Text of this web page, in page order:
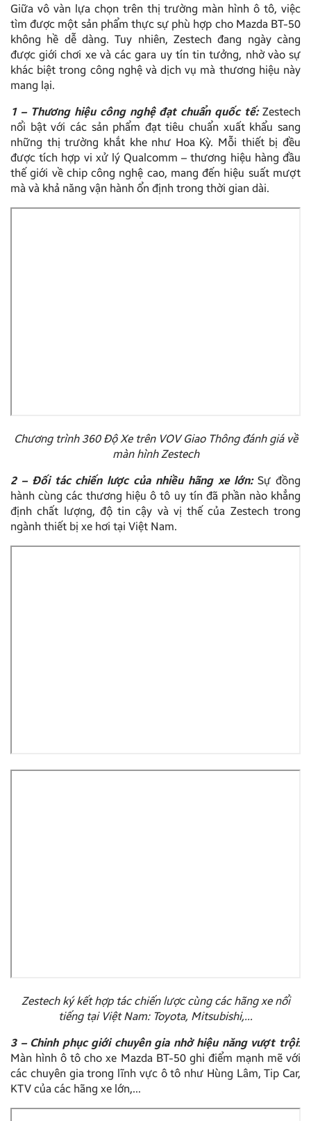
Giữa vô vàn lựa chọn trên thị trường màn hình ô tô, việc
tìm được một sản phẩm thực sự phù hợp cho Mazda BT-50
không hề dễ dàng. Tuy nhiên, Zestech đang ngày càng
được giới chơi xe và các gara uy tín tin tưởng, nhờ vào sự
khác biệt trong công nghệ và dịch vụ mà thương hiệu này
mang lại.
1 – Thương hiệu công nghệ đạt chuẩn quốc tế:Zestech
nổi bật với các sản phẩm đạt tiêu chuẩn xuất khẩu sang
những thị trường khắt khe như Hoa Kỳ. Mỗi thiết bị đều
được tích hợp vi xử lý Qualcomm – thương hiệu hàng đầu
thế giới về chip công nghệ cao, mang đến hiệu suất mượt
mà và khả năng vận hành ổn định trong thời gian dài.
Chương trình 360 Độ Xe trên VOV Giao Thông đánh giá về
màn hình Zestech
2 – Đối tác chiến lược của nhiều hãng xe lớn:Sự đồng
hành cùng các thương hiệu ô tô uy tín đã phần nào khẳng
định chất lượng, độ tin cậy và vị thế của Zestech trong
ngành thiết bị xe hơi tại Việt Nam.
Zestech ký kết hợp tác chiến lược cùng các hãng xe nổi
tiếng tại Việt Nam: Toyota, Mitsubishi,…
3 – Chinh phục giới chuyên gia nhờ hiệu năng vượt trội:
Màn hình ô tô cho xe Mazda BT-50 ghi điểm mạnh mẽ với
các chuyên gia trong lĩnh vực ô tô như Hùng Lâm, Tip Car,
KTV của các hãng xe lớn,…